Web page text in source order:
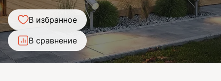
В избранное
В сравнение